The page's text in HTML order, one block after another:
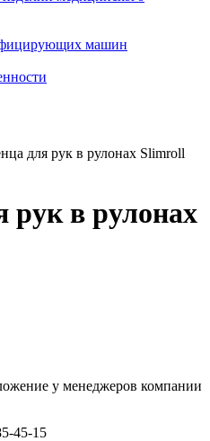
машин
для рук в рулонах Slimroll
рук в рулонах
у менеджеров компании
45-15